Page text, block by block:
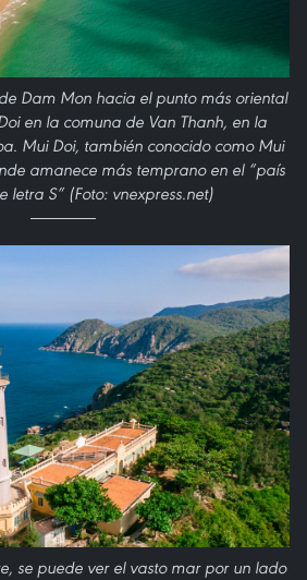
Dam Mon hacia el punto más oriental
en la comuna de Van Thanh, en la
Mui Doi, también conocido como Mui
amanece más temprano en el “país
letra S” (Foto: vnexpress.net)
se puede ver el vasto mar por un lado